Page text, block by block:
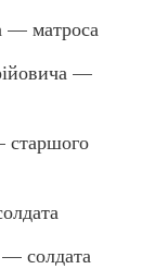
— матроса
—
солдата